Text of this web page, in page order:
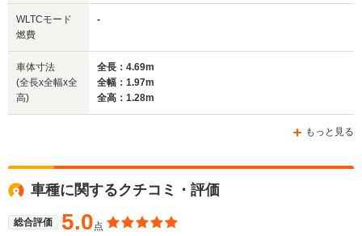
サイズ
(全長x全幅x全高)
WLTCモード
燃費
WLTCモード
燃費
-
車体寸法
(全長x全幅x全
高)
全長：4.69m
全幅：1.97m
全高：1.28m
もっと見る
車種に関するクチコミ・評価
総合評価 5.0点